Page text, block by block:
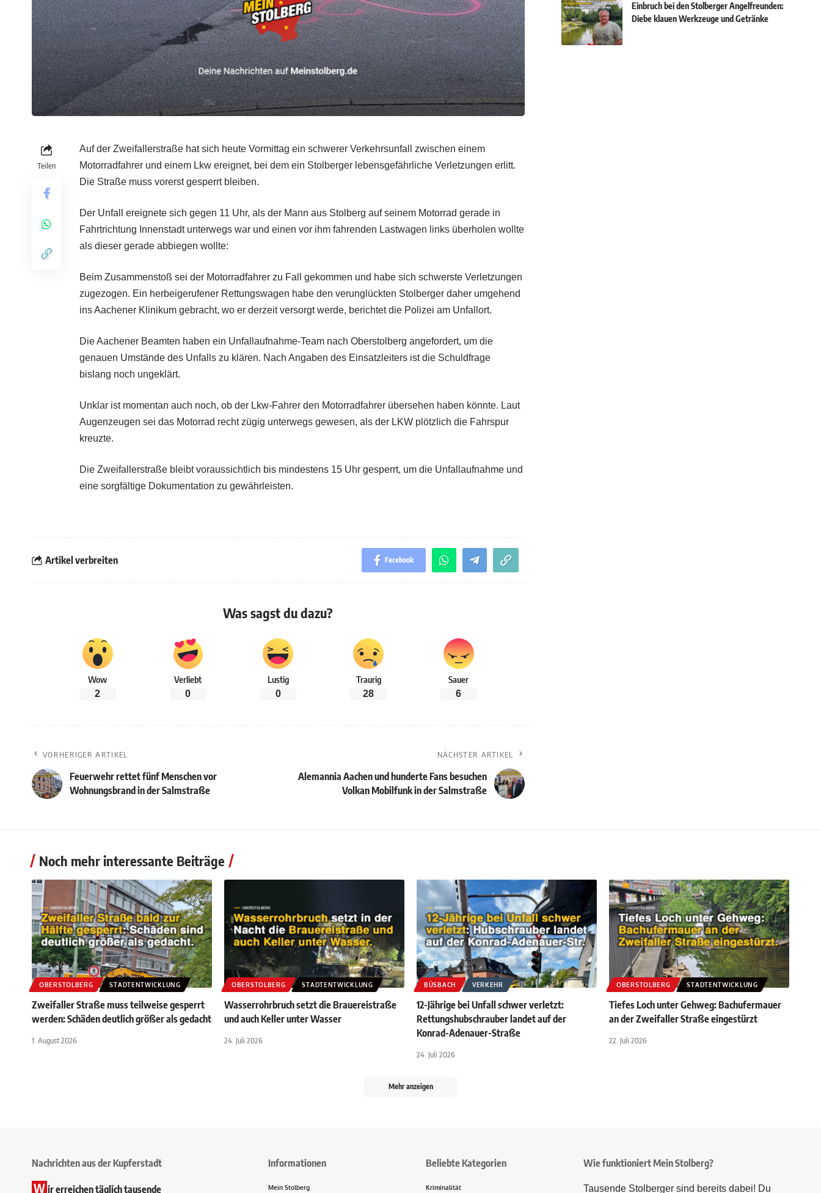
Teilen
Auf der Zweifallerstraße hat sich heute Vormittag ein schwerer Verkehrsunfall zwischen einem
Motorradfahrer und einem Lkw ereignet, bei dem ein Stolberger lebensgefährliche Verletzungen erlitt.
Die Straße muss vorerst gesperrt bleiben.
Der Unfall ereignete sich gegen 11 Uhr, als der Mann aus Stolberg auf seinem Motorrad gerade in
Fahrtrichtung Innenstadt unterwegs war und einen vor ihm fahrenden Lastwagen links überholen wollte
als dieser gerade abbiegen wollte:
Beim Zusammenstoß sei der Motorradfahrer zu Fall gekommen und habe sich schwerste Verletzungen
zugezogen. Ein herbeigerufener Rettungswagen habe den verunglückten Stolberger daher umgehend
ins Aachener Klinikum gebracht, wo er derzeit versorgt werde, berichtet die Polizei am Unfallort.
Die Aachener Beamten haben ein Unfallaufnahme-Team nach Oberstolberg angefordert, um die
genauen Umstände des Unfalls zu klären. Nach Angaben des Einsatzleiters ist die Schuldfrage
bislang noch ungeklärt.
Unklar ist momentan auch noch, ob der Lkw-Fahrer den Motorradfahrer übersehen haben könnte. Laut
Augenzeugen sei das Motorrad recht zügig unterwegs gewesen, als der LKW plötzlich die Fahrspur
kreuzte.
Die Zweifallerstraße bleibt voraussichtlich bis mindestens 15 Uhr gesperrt, um die Unfallaufnahme und
eine sorgfältige Dokumentation zu gewährleisten.
Artikel verbreiten Facebook
Was sagst du dazu?
Wow
2
Verliebt
0
Lustig
0
Traurig
28
Sauer
6
VORHERIGER ARTIKEL
Feuerwehr rettet fünf Menschen vor
Wohnungsbrand in der Salmstraße
NÄCHSTER ARTIKEL
Alemannia Aachen und hunderte Fans besuchen
Volkan Mobilfunk in der Salmstraße
Einbruch bei den Stolberger Angelfreunden:
Diebe klauen Werkzeuge und Getränke
Noch mehr interessante Beiträge
OBERSTOLBERG STADTENTWICKLUNG
Zweifaller Straße muss teilweise gesperrt
werden: Schäden deutlich größer als gedacht
1. August 2026
OBERSTOLBERG STADTENTWICKLUNG
Wasserrohrbruch setzt die Brauereistraße
und auch Keller unter Wasser
24. Juli 2026
BÜSBACH VERKEHR
12-Jährige bei Unfall schwer verletzt:
Rettungshubschrauber landet auf der
Konrad-Adenauer-Straße
24. Juli 2026
OBERSTOLBERG STADTENTWICKLUNG
Tiefes Loch unter Gehweg: Bachufermauer
an der Zweifaller Straße eingestürzt
22. Juli 2026
Mehr anzeigen
Nachrichten aus der Kupferstadt
W ir erreichen täglich tausende
Informationen
Mein Stolberg
Beliebte Kategorien
Kriminalität
Wie funktioniert Mein Stolberg?
Tausende Stolberger sind bereits dabei! Du